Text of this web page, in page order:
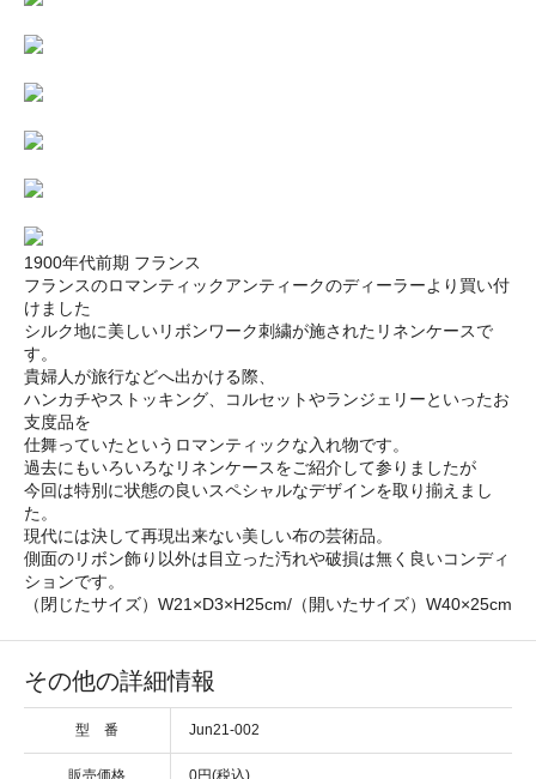
1900年代前期 フランス
フランスのロマンティックアンティークのディーラーより買い付
けました
シルク地に美しいリボンワーク刺繍が施されたリネンケースで
す。
貴婦人が旅行などへ出かける際、
ハンカチやストッキング、コルセットやランジェリーといったお
支度品を
仕舞っていたというロマンティックな入れ物です。
過去にもいろいろなリネンケースをご紹介して参りましたが
今回は特別に状態の良いスペシャルなデザインを取り揃えまし
た。
現代には決して再現出来ない美しい布の芸術品。
側面のリボン飾り以外は目立った汚れや破損は無く良いコンディ
ションです。
（閉じたサイズ）W21×D3×H25cm/（開いたサイズ）W40×25cm
その他の詳細情報
型 番 Jun21-002
販売価格 0円(税込)